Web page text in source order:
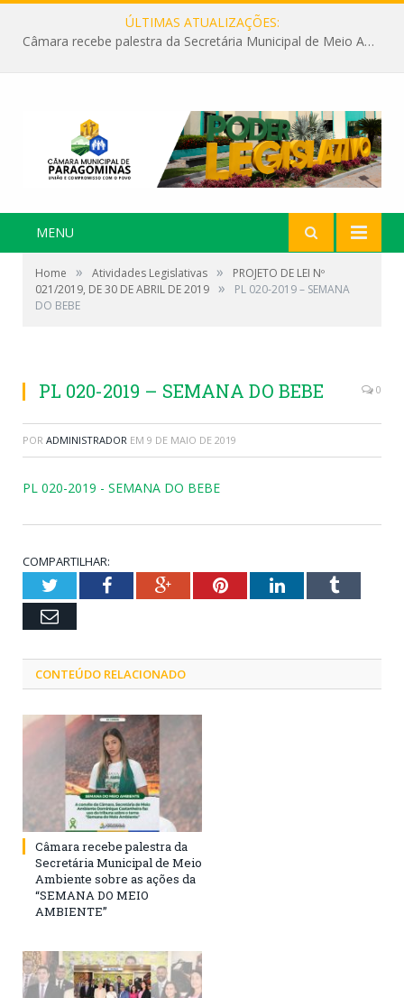
ÚLTIMAS ATUALIZAÇÕES:
Câmara recebe palestra da Secretária Municipal de Meio Ambiente sobre as ações da “SEMANA DO MEIO AMBIENTE”
MENU
Home » Atividades Legislativas »
PROJETO DE LEI Nº
021/2019, DE 30 DE ABRIL DE 2019 »
PL 020-2019 – SEMANA
DO BEBE
PL 020-2019 – SEMANA DO BEBE 0
POR ADMINISTRADOR EM 9 DE MAIO DE 2019
PL 020-2019 - SEMANA DO BEBE
COMPARTILHAR:
TwitterFacebookGoogle+PinterestLinkedInTumblr
Email
CONTEÚDO RELACIONADO
Câmara recebe palestra da
Secretária Municipal de Meio
Ambiente sobre as ações da
“SEMANA DO MEIO
AMBIENTE”